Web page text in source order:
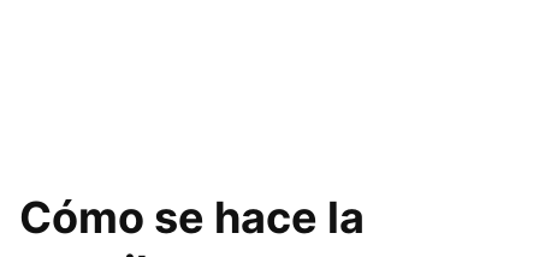
Cómo se hace la